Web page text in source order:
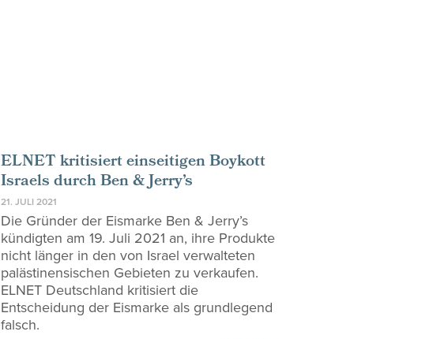
ELNET kritisiert einseitigen Boykott
Israels durch Ben & Jerry’s
21. JULI 2021
Die Gründer der Eismarke Ben & Jerry’s
kündigten am 19. Juli 2021 an, ihre Produkte
nicht länger in den von Israel verwalteten
palästinensischen Gebieten zu verkaufen.
ELNET Deutschland kritisiert die
Entscheidung der Eismarke als grundlegend
falsch.